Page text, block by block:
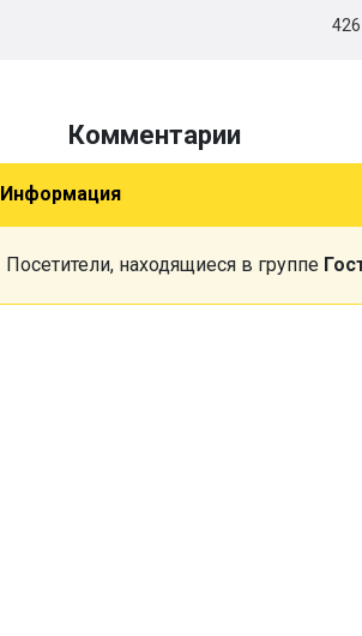
426
Комментарии
Информация
Посетители, находящиеся в группе